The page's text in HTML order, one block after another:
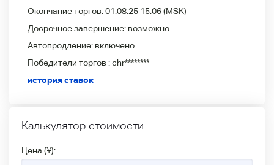
Окончание торгов:01.08.25 15:06(MSK)
Досрочное завершение: возможно
Автопродление: включено
Победители
торгов :chr********
история ставок
Калькулятор стоимости
Цена (¥):